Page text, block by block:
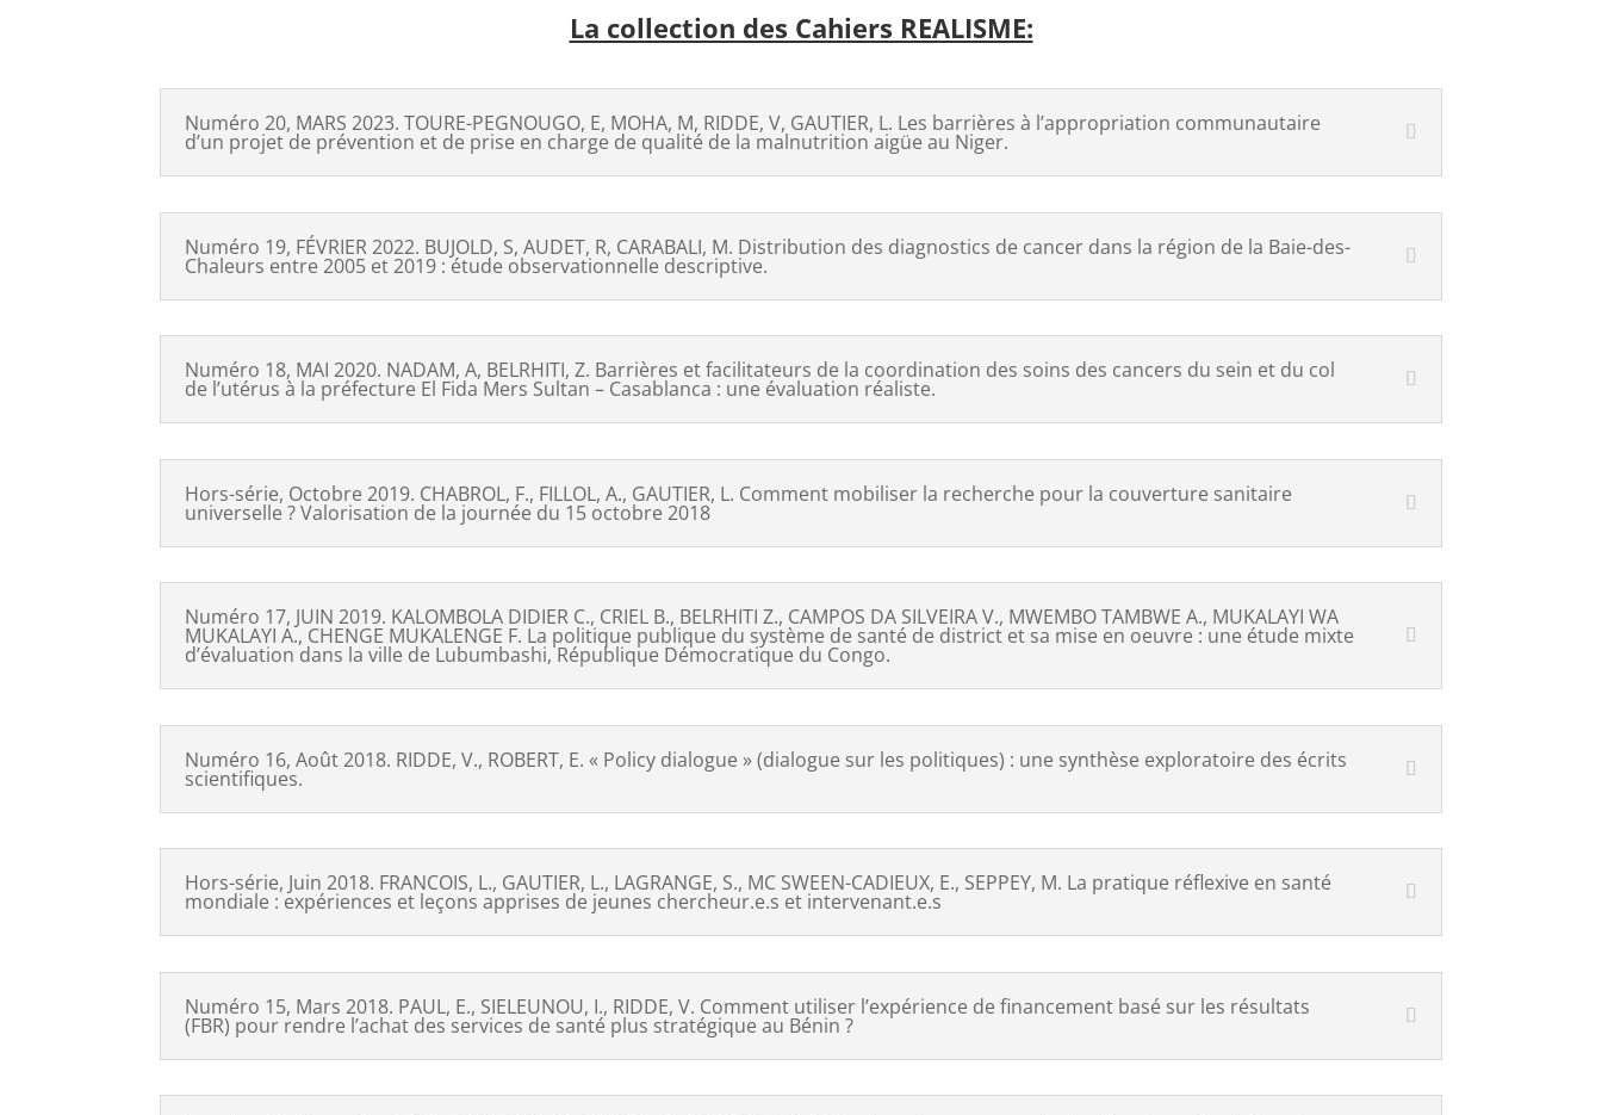
La collection des Cahiers REALISME:
Numéro 20, MARS 2023. TOURE-PEGNOUGO, E, MOHA, M, RIDDE, V, GAUTIER, L. Les barrières à l’appropriation communautaire
d’un projet de prévention et de prise en charge de qualité de la malnutrition aigüe au Niger.
Numéro 19, FÉVRIER 2022. BUJOLD, S, AUDET, R, CARABALI, M. Distribution des diagnostics de cancer dans la région de la Baie-des-
Chaleurs entre 2005 et 2019 : étude observationnelle descriptive.
Numéro 18, MAI 2020. NADAM, A, BELRHITI, Z. Barrières et facilitateurs de la coordination des soins des cancers du sein et du col
de l’utérus à la préfecture El Fida Mers Sultan – Casablanca : une évaluation réaliste.
Hors-série, Octobre 2019. CHABROL, F., FILLOL, A., GAUTIER, L. Comment mobiliser la recherche pour la couverture sanitaire
universelle ? Valorisation de la journée du 15 octobre 2018
Numéro 17, JUIN 2019. KALOMBOLA DIDIER C., CRIEL B., BELRHITI Z., CAMPOS DA SILVEIRA V., MWEMBO TAMBWE A., MUKALAYI WA
MUKALAYI A., CHENGE MUKALENGE F. La politique publique du système de santé de district et sa mise en oeuvre : une étude mixte
d’évaluation dans la ville de Lubumbashi, République Démocratique du Congo.
Numéro 16, Août 2018. RIDDE, V., ROBERT, E. « Policy dialogue » (dialogue sur les politiques) : une synthèse exploratoire des écrits
scientifiques.
Hors-série, Juin 2018. FRANCOIS, L., GAUTIER, L., LAGRANGE, S., MC SWEEN-CADIEUX, E., SEPPEY, M. La pratique réflexive en santé
mondiale : expériences et leçons apprises de jeunes chercheur.e.s et intervenant.e.s
Numéro 15, Mars 2018. PAUL, E., SIELEUNOU, I., RIDDE, V. Comment utiliser l’expérience de financement basé sur les résultats
(FBR) pour rendre l’achat des services de santé plus stratégique au Bénin ?